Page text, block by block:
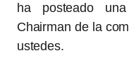
ha posteado
Chairman de la
ustedes.